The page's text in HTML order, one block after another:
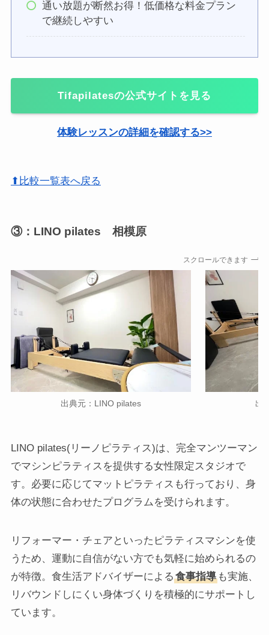
通い放題が断然お得！低価格な料金プラン
で継続しやすい
Tifapilatesの公式サイトを見る
体験レッスンの詳細を確認する>>
⬆比較一覧表へ戻る
③：LINO pilates 相模原
スクロールできます
出典元：LINO pilates 出
LINO pilates(リーノピラティス)は、完全マンツーマン
でマシンピラティスを提供する女性限定スタジオで
す。必要に応じてマットピラティスも行っており、身
体の状態に合わせたプログラムを受けられます。
リフォーマー・チェアといったピラティスマシンを使
うため、運動に自信がない方でも気軽に始められるの
が特徴。食生活アドバイザーによる 食事指導も実施、
リバウンドしにくい身体づくりを積極的にサポートし
ています。